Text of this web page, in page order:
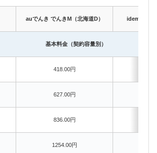
auでんき でんきM（北海道D） idemitsuで
基本料金（契約容量別）
418.00円
627.00円
836.00円
1254.00円